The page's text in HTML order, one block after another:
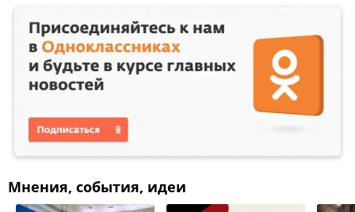
Мнения, события, идеи